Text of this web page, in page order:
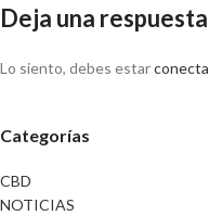
Deja una respuesta
Lo siento, debes estar
Categorías
CBD
NOTICIAS